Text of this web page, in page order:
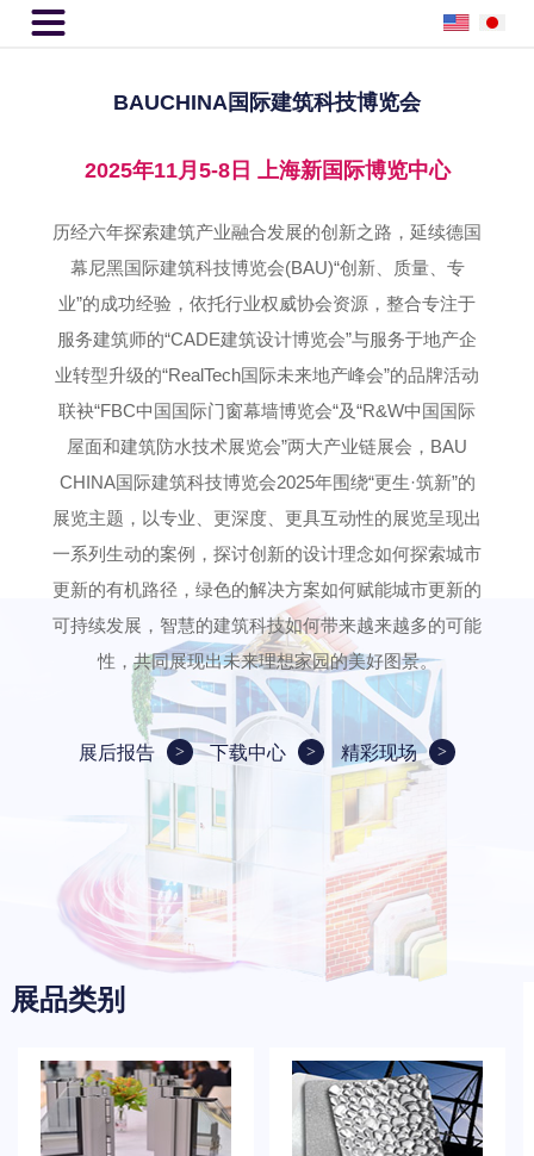

BAUCHINA国际建筑科技博览会
2025年11月5-8日 上海新国际博览中心
历经六年探索建筑产业融合发展的创新之路，延续德国
幕尼黑国际建筑科技博览会(BAU)“创新、质量、专
业”的成功经验，依托行业权威协会资源，整合专注于
服务建筑师的“CADE建筑设计博览会”与服务于地产企
业转型升级的“RealTech国际未来地产峰会”的品牌活动
联袂“FBC中国国际门窗幕墙博览会“及“R&W中国国际
屋面和建筑防水技术展览会”两大产业链展会，BAU
CHINA国际建筑科技博览会2025年围绕“更生·筑新”的
展览主题，以专业、更深度、更具互动性的展览呈现出
一系列生动的案例，探讨创新的设计理念如何探索城市
更新的有机路径，绿色的解决方案如何赋能城市更新的
可持续发展，智慧的建筑科技如何带来越来越多的可能
性，共同展现出未来理想家园的美好图景。
展后报告 下载中心 精彩现场
展品类别